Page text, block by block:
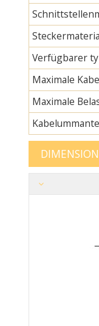
Verfügbarer
Maximale
Maximale
DIMENSION